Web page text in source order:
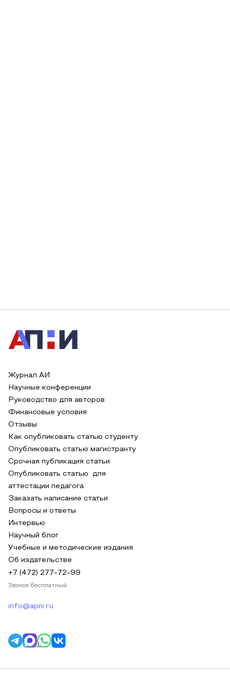
Журнал АИ
Научные конференции
Руководство для авторов
Финансовые условия
Отзывы
Как опубликовать статью студенту
Опубликовать статью магистранту
Срочная публикация статьи
Опубликовать статью для
аттестации педагога
Заказать написание статьи
Вопросы и ответы
Интервью
Научный блог
Учебные и методические издания
Об издательстве
+7 (472) 277-72-99
Звонок бесплатный
info@apni.ru